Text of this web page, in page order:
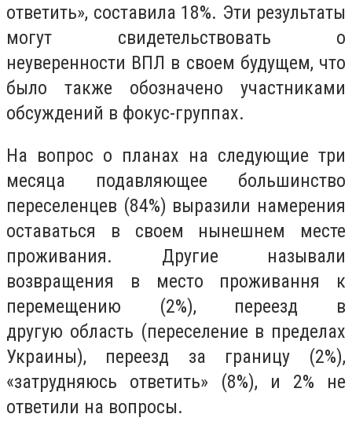
ответить», составила 18%. Эти результаты
могут свидетельствовать о
неуверенности ВПЛ в своем будущем, что
было также обозначено участниками
обсуждений в фокус-группах.
На вопрос о планах на следующие три
месяца подавляющее большинство
переселенцев (84%) выразили намерения
оставаться в своем нынешнем месте
проживания. Другие называли
возвращения в место проживання к
перемещению (2%), переезд в
другую область (переселение в пределах
Украины), переезд за границу (2%),
«затрудняюсь ответить» (8%), и 2% не
ответили на вопросы.